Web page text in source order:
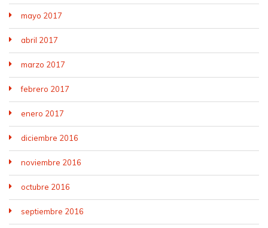
mayo 2017
abril 2017
marzo 2017
febrero 2017
enero 2017
diciembre 2016
noviembre 2016
octubre 2016
septiembre 2016